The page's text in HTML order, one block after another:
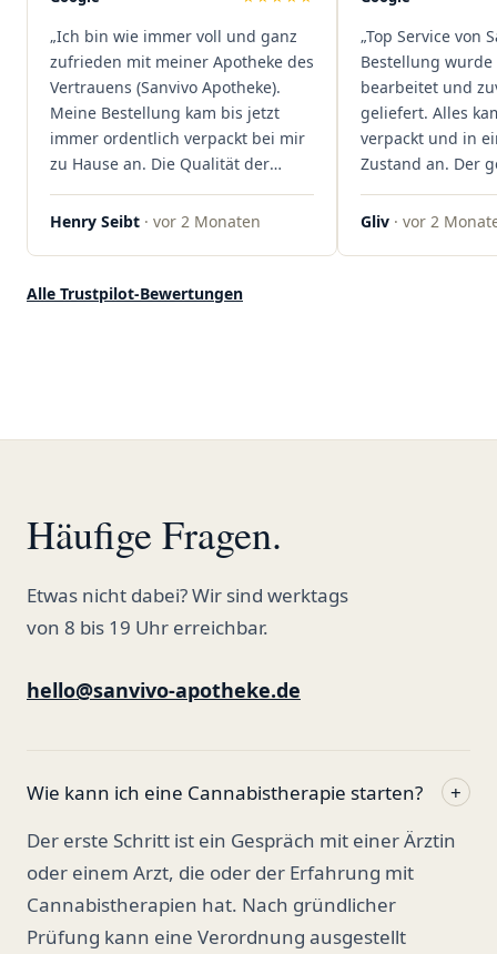
Kundenzufriedenheit an erster
Stelle stehen. Vielen Dank an das
Team von Sanvivo – ich bin
rundum begeistert!"
„Ich bin wie immer voll und ganz
zufrieden mit meiner Apotheke des
Vertrauens (Sanvivo Apotheke).
Meine Bestellung kam bis jetzt
immer ordentlich verpackt bei mir
zu Hause an. Die Qualität der
Blüten ist auch immer auf einem
hohen Niveau, die Auswahl ist
ordentlich gelagert, ich hatte nur
Henry Seibt · vor 2 Monaten
„Top Service von
Bestellung wurde
bearbeitet und
geliefert. Alles
verpackt und in
Zustand an. Der
war
professionell.
Gliv · vor 2
Alle Trustpilot-Bewertungen
Häufige Fragen.
Etwas nicht dabei? Wir sind werktags
von 8 bis 19 Uhr erreichbar.
hello@sanvivo-apotheke.de
Wie kann ich eine Cannabistherapie starten?
+
Der erste Schritt ist ein Gespräch mit einer Ärztin
oder einem Arzt, die oder der Erfahrung mit
Cannabistherapien hat. Nach gründlicher
Prüfung kann eine Verordnung ausgestellt